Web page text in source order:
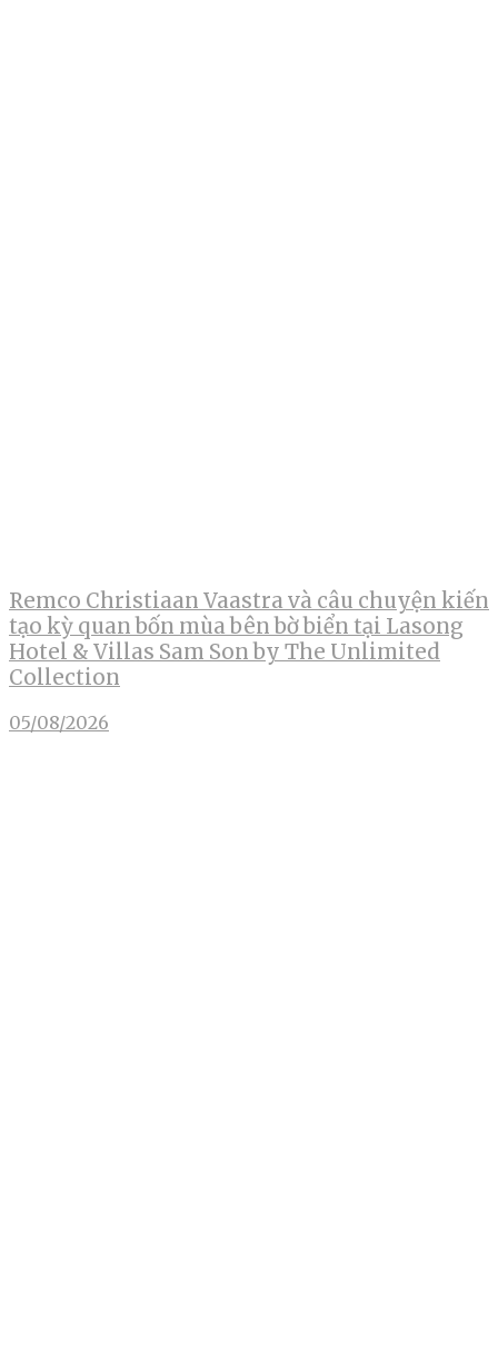
Remco Christiaan Vaastra và câu chuyện kiến
tạo kỳ quan bốn mùa bên bờ biển tại Lasong
Hotel & Villas Sam Son by The Unlimited
Collection
05/08/2026